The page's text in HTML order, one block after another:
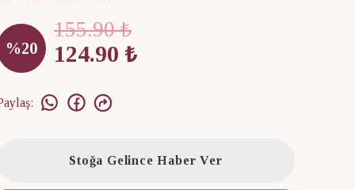
%20
155.90 ₺
124.90 ₺
:
Stoğa Gelince Haber Ver